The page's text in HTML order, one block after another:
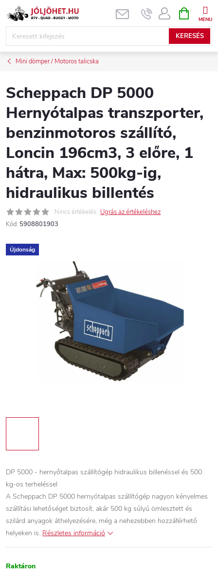
Ugrás
KERESÉS
KOSÁR
Mini dömper / Motoros talicska
Scheppach DP 5000
Hernyótalpas transzporter,
benzinmotoros szállító,
Loncin 196cm3, 3 előre, 1
hátra, Max: 500kg-ig,
hidraulikus billentés
Nincs értékelés Ugrás az értékeléshez
Kód: 5908801903
Újdonság
DP 5000 - hernyőtalpas szállítógép hidraulikus billenéssel és 500
kg-os terheléssel
A Scheppach DP 5000 hernyótalpas szállítógép nagyon kényelmes
szállítási lehetőséget biztosít, akár 500 kg súlyú ömlesztett és
szilárd anyagok áthelyezésére, még a nehezebben hozzáférhető
helyeken is. Részletes információ
Raktáron